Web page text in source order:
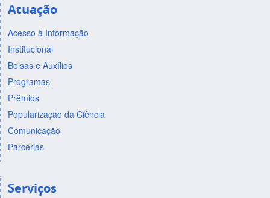
Atuação
Acesso à Informação
Institucional
Bolsas e Auxílios
Programas
Prêmios
Popularização da Ciência
Comunicação
Parcerias
Serviços